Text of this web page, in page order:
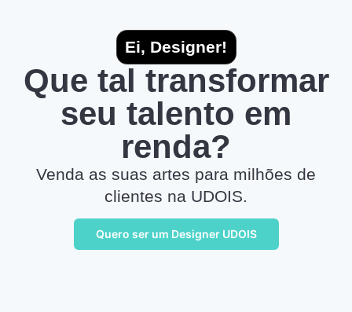
Ei, Designer!
Que tal transformar
seu talento em
renda?
Venda as suas artes para milhões de
clientes na UDOIS.
Quero ser um Designer UDOIS